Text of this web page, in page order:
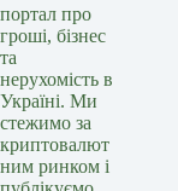
портал про
гроші, бізнес
та
нерухомість в
Україні. Ми
стежимо за
криптовалют
ним ринком і